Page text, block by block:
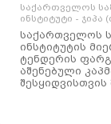
საქართველოს
ინსტიტუტი - ჯიპა
საქართველოს
ინსტიტუტის
ტენდერის
აშენებული